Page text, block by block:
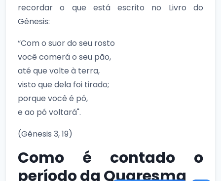
recordar o que está escrito no Livro do
Gênesis:
“Com o suor do seu rosto
você comerá o seu pão,
até que volte à terra,
visto que dela foi tirado;
porque você é pó,
e ao pó voltará".
(Gênesis 3, 19)
Como é contado o
período da Quaresma